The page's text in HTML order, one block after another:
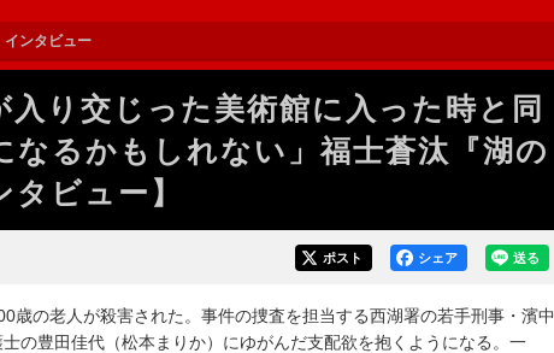
インタビュー
入り交じった美術館に入った時と同
なるかもしれない」福士蒼汰『湖の
ビュー】
送る
シェア
ポスト
歳の老人が殺害された。事件の捜査を担当する西湖署の若手刑事・濱中
の豊田佳代（松本まりか）にゆがんだ支配欲を抱くようになる。一